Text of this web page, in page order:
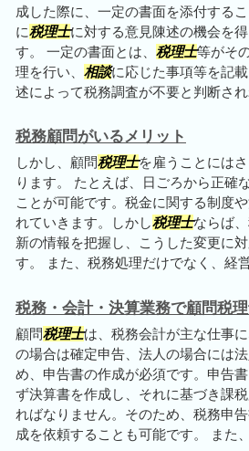
成した際に、一定の書面を添付する
に税理士に対する意見陳述の機会を
す。 一定の書面とは、 税理士等がそ
理を行い、 相談に応じた事項等を記
述によって税務調査が不要と判断さ
税務顧問がいるメリット
しかし、顧問税理士を雇うことには
ります。 たとえば、日ごろから正確
ことが可能です。税金に関する制度
れていきます。しかし税理士ならば
新の情報を把握し、こうした変更に
す。 また、税務処理だけでなく、経
税務・会計・決算業務で顧問税
顧問税理士は、税務会計が主な仕事
の場合は確定申告、法人の場合には
め、申告書の作成が必須です。申告
ず決算書を作成し、それに基づき課
ればなりません。そのため、税務申
成を依頼することも可能です。 また